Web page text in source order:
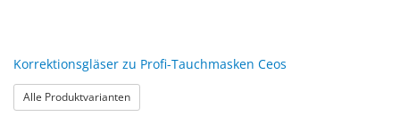
Korrektionsgläser zu Profi-Tauchmasken Ceos
Alle Produktvarianten: Korrektionsgläser zu Profi-Tauchmasken Ceos